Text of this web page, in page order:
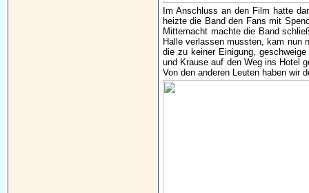
Im Anschluss an den Film hatte
heizte die Band den Fans mit
Mitternacht machte die Band
Halle verlassen mussten, kam nun
die zu keiner Einigung,
und Krause auf den Weg ins Hotel
Von den anderen Leuten haben wir